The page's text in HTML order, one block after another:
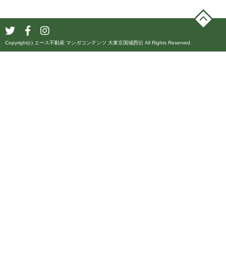
Copyright(c) エース不動産 マンガコンテンツ 大東京国城西伝 All Rights Reserved.